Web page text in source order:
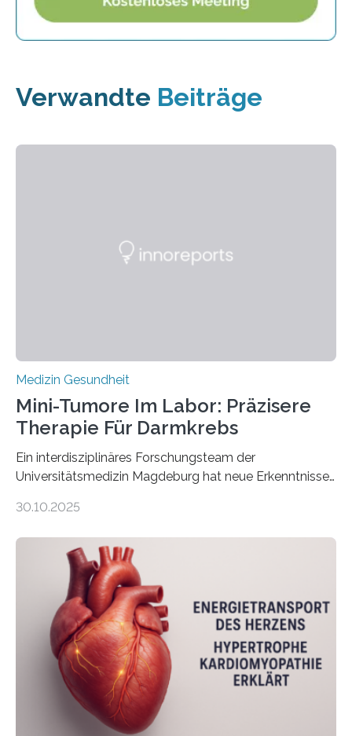
Verwandte Beiträge
Medizin Gesundheit
Mini-Tumore Im Labor: Präzisere
Therapie Für Darmkrebs
Ein interdisziplinäres Forschungsteam der
Universitätsmedizin Magdeburg hat neue Erkenntnisse
behandelt werden kann. In ihrer aktuellen Studie,
Oncology, zeigen die Forschenden, dass Mini-Tumore
aus Gewebe von Patientinnen und Patienten –
sogenannte Organoide – genutzt werden können, um
vorab zu prüfen, welche Medikamente am besten
wirken. Dabei wurde ein Eiweiß identifiziert, das künftig
als Biomarker für die Wahl der passenden Therapie
dienen könnte. Darmkrebs zählt weltweit zu den
häufigsten Krebsarten und stellt…
30.10.2025